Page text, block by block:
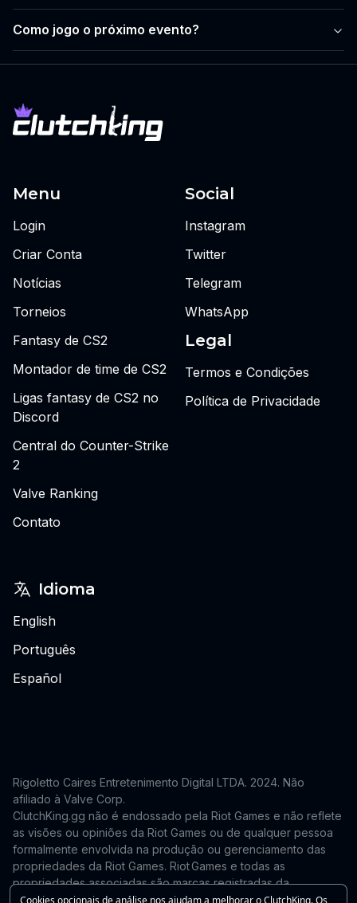
Cookies opcionais de análise nos ajudam a melhorar o ClutchKing. Os
Como jogo o próximo evento?
Menu
Login
Criar Conta
Notícias
Torneios
Fantasy de CS2
Montador de time de CS2
Ligas fantasy de CS2 no
Discord
Central do Counter-Strike
2
Valve Ranking
Contato
Social
Instagram
Twitter
Telegram
WhatsApp
Legal
Termos e Condições
Política de Privacidade
Idioma
English
Português
Español
Rigoletto Caires Entretenimento Digital LTDA. 2024. Não
afiliado à Valve Corp.
ClutchKing.gg não é endossado pela Riot Games e não reflete
as visões ou opiniões da Riot Games ou de qualquer pessoa
formalmente envolvida na produção ou gerenciamento das
propriedades da Riot Games. Riot Games e todas as
propriedades associadas são marcas registradas da
Riot Games, Inc. Este site é independente e não é endossado